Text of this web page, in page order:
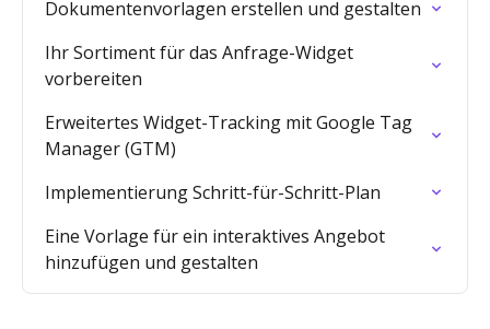
Dokumentenvorlagen erstellen und gestalten
Ihr Sortiment für das Anfrage-Widget
vorbereiten
Erweitertes Widget-Tracking mit Google Tag
Manager (GTM)
Implementierung Schritt-für-Schritt-Plan
Eine Vorlage für ein interaktives Angebot
hinzufügen und gestalten